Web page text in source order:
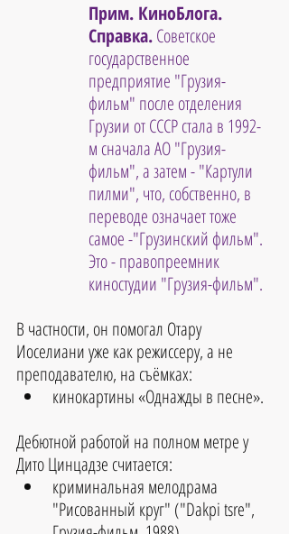
Прим. КиноБлога.
Справка. Советское
государственное
предприятие "Грузия-
фильм" после отделения
Грузии от СССР стала в 1992-
м сначала АО "Грузия-
фильм", а затем - "Картули
пилми", что, собственно, в
переводе означает тоже
самое -"Грузинский фильм".
Это - правопреемник
киностудии "Грузия-фильм".
В частности, он помогал Отару
Иоселиани уже как режиссеру, а не
преподавателю, на съёмках:
кинокартины «Однажды в песне».
Дебютной работой на полном метре у
Дито Цинцадзе считается:
криминальная мелодрама
"Рисованный круг" ("Dakpi tsre",